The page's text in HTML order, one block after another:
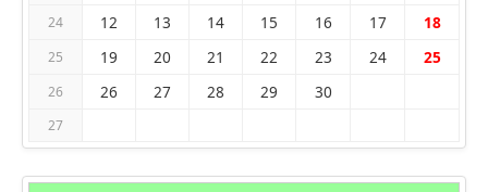
24 12 13 14 15 16 17 18
25 19 20 21 22 23 24 25
26 26 27 28 29 30
27